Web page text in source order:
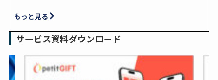
もっと見る
サービス資料ダウンロード